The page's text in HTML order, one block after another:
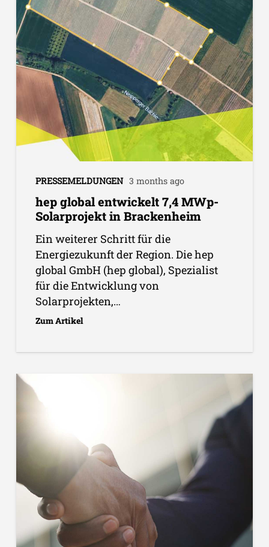
PRESSEMELDUNGEN 3 months ago
hep global entwickelt 7,4 MWp-
Solarprojekt in Brackenheim
Ein weiterer Schritt für die
Energiezukunft der Region. Die hep
global GmbH (hep global), Spezialist
für die Entwicklung von
Solarprojekten,…
Zum Artikel